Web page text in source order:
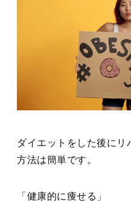
ダイエットをした後にリ
方法は簡単です。
「健康的に痩せる」